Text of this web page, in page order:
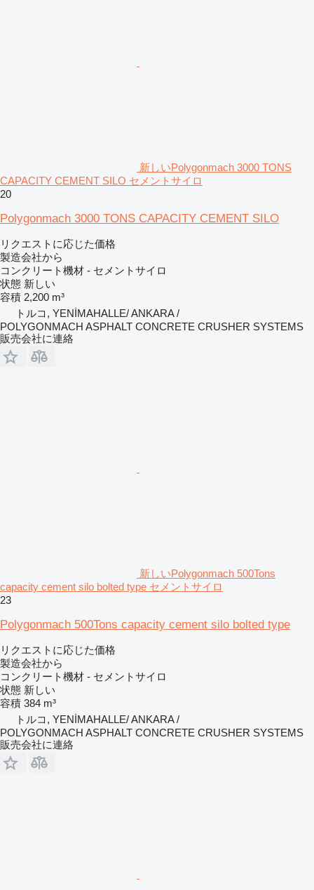
新しいPolygonmach 3000 TONS
CAPACITY CEMENT SILO セメントサイロ
20
Polygonmach 3000 TONS CAPACITY CEMENT SILO
リクエストに応じた価格
製造会社から
コンクリート機材 - セメントサイロ
状態 新しい
容積 2,200 m³
トルコ, YENİMAHALLE/ ANKARA /
POLYGONMACH ASPHALT CONCRETE CRUSHER SYSTEMS
販売会社に連絡
新しいPolygonmach 500Tons
capacity cement silo bolted type セメントサイロ
23
Polygonmach 500Tons capacity cement silo bolted type
リクエストに応じた価格
製造会社から
コンクリート機材 - セメントサイロ
状態 新しい
容積 384 m³
トルコ, YENİMAHALLE/ ANKARA /
POLYGONMACH ASPHALT CONCRETE CRUSHER SYSTEMS
販売会社に連絡